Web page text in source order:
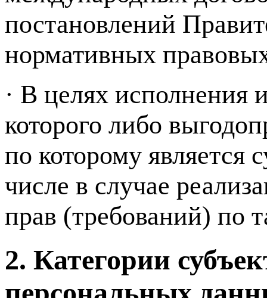
постановлений
нормативных
· В целях исполнения
которого либо
по которому является
числе в случае
прав (требований) по
2. Категории